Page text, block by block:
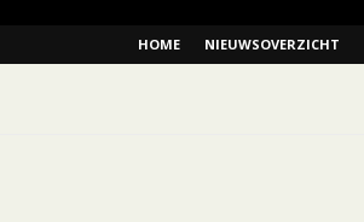
HOME NIEUWSOVERZICHT